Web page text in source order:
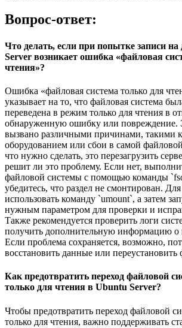
Вопрос-ответ:
Что делать, если при попытке записи
Server возникает ошибка «файловая
чтения»?
Ошибка «файловая система только для
указывает на то, что файловая система
переведена в режим только для чтения в
обнаруженную ошибку или повреждение.
вызвано различными причинами, такими
оборудованием или сбои в самой
что нужно сделать, это перезагрузить
решит ли это проблему. Если нет,
файловой системы с помощью команды
убедитесь, что раздел не смонтирован.
использовать команду `umount`, а затем
нужным параметром для проверки и
Также рекомендуется проверить логи
получить дополнительную информацию
Если проблема сохраняется, возможно,
восстановить данные или переустановить
Как предотвратить переход файловой
только для чтения в Ubuntu Server?
Чтобы предотвратить переход файловой
только для чтения, важно поддерживать